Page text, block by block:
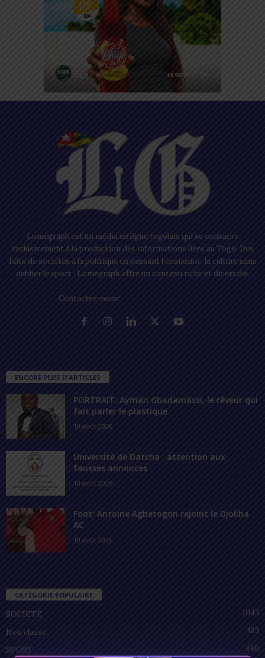
Lomegraph est un média en ligne togolais qui se consacre
exclusivement à la production des informations liées au Togo. Des
faits de sociétés à la politique en passant l’économie, la culture sans
oublier le sport ; Lomegraph offre un contenu riche et diversifié.
Contactez-nous:
ENCORE PLUS D'ARTICLES
PORTRAIT: Ayman Gbadamassi, le rêveur qui
fait parler le plastique
10 août 2026
Université de Datcha : attention aux
fausses annonces
10 août 2026
Foot: Antoine Agbetogon rejoint le Djoliba
AC
10 août 2026
CATÉGORIE POPULAIRE
SOCIÉTÉ
1043
Non classé
483
SPORT
440